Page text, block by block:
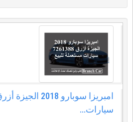
سيارات...